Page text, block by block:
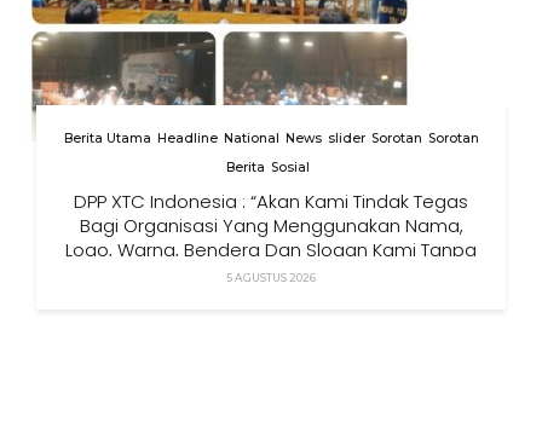
Berita Utama Headline National News slider Sorotan Sorotan
Berita Sosial
DPP XTC Indonesia : “Akan Kami Tindak Tegas
Bagi Organisasi Yang Menggunakan Nama,
Logo, Warna, Bendera Dan Slogan Kami Tanpa
Izin”
5 AGUSTUS 2026